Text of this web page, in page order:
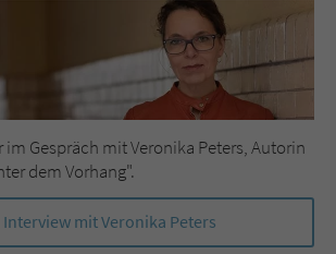
im Gespräch mit Veronika Peters, Autorin
dem Vorhang".
mit Veronika Peters